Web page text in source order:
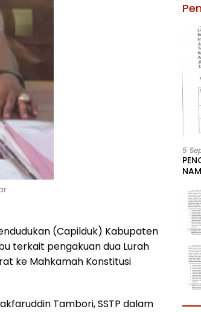
(Capilduk) Kabupaten
terkait pengakuan dua Lurah
ke Mahkamah Konstitusi
Tambori, SSTP dalam
5